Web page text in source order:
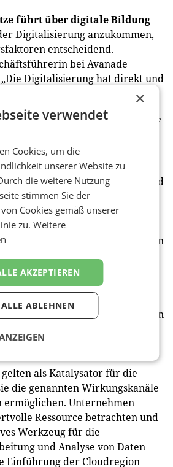
führt über digitale Bildung
Digitalisierung anzukommen,
entscheidend.
bei Avanade
Digitalisierung hat direkt und
auf Österreichs Wirtschaft.
Software und
direkte Wertschöpfung. Darauf
und Prozessinnovationen,
eine höhere
Sie betont auch die
„Technologien sind
aufzuholen. Der kluge und
KI und Robotics hat das
an die Spitze zu bringen. Für
wir die digitalen Kompetenzen
Grundvoraussetzung für den
nur die Förderung digitaler
essenziell. Digitale
in das Bildungssystem
den Arbeitskräften von morgen
Umgang mit Technologien
als Katalysator für die
die genannten Wirkungskanäle
Unternehmen
Ressource betrachten und
Werkzeug für die
und Analyse von Daten
Einführung der Cloudregion
×
verwendet
Cookies, um die
unserer Website zu
die weitere Nutzung
stimmen Sie der
Cookies gemäß unserer
zu.Weitere
AKZEPTIEREN
ALLE ABLEHNEN